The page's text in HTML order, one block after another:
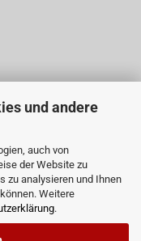
und andere
auch von
der Website zu
zu analysieren und Ihnen
Weitere
.